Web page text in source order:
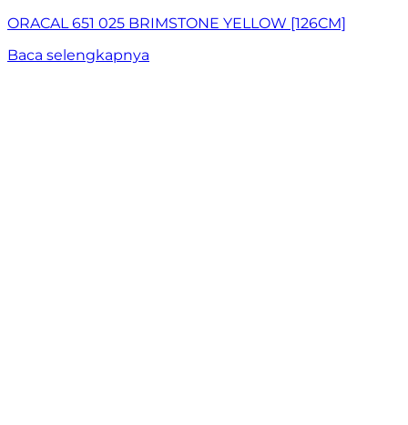
ORACAL 651 025 BRIMSTONE YELLOW [126CM]
Baca selengkapnya